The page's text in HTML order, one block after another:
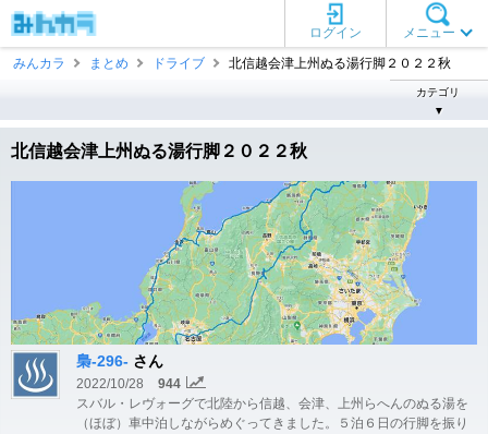
メニュー
ログイン
みんカラ
まとめ ドライブ 北信越会津上州ぬる湯行脚２０２２秋
カテゴリ
▼
北信越会津上州ぬる湯行脚２０２２秋
梟-296- さん
2022/10/28
944
スバル・レヴォーグで北陸から信越、会津、上州らへんのぬる湯を
（ほぼ）車中泊しながらめぐってきました。５泊６日の行脚を振り